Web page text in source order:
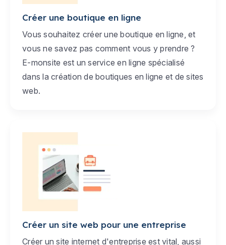
Créer une boutique en ligne
Vous souhaitez créer une boutique en ligne, et
vous ne savez pas comment vous y prendre ?
E-monsite est un service en ligne spécialisé
dans la création de boutiques en ligne et de sites
web.
Créer un site web pour une entreprise
Créer un site internet d'entreprise est vital, aussi